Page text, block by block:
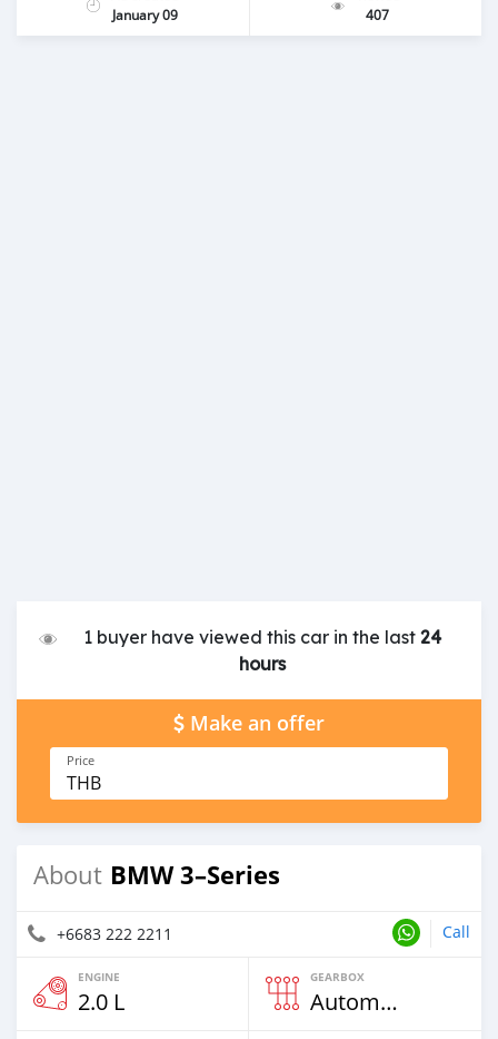
January 09
407
1 buyer have viewed this car in the last24
hours
Make an offer
Price
THB
About BMW 3–Series
+6683 222 2211 Call
ENGINE
2.0 L
GEARBOX
Automatic